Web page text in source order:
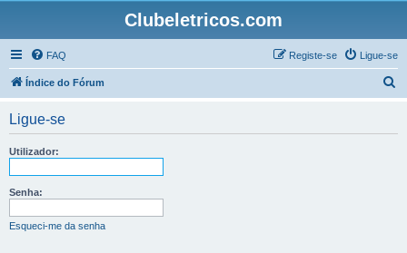
Clubeletricos.com
FAQ Ligue-se
Registe-se
Índice do Fórum
Ligue-se
Utilizador:
Senha:
Esqueci-me da senha